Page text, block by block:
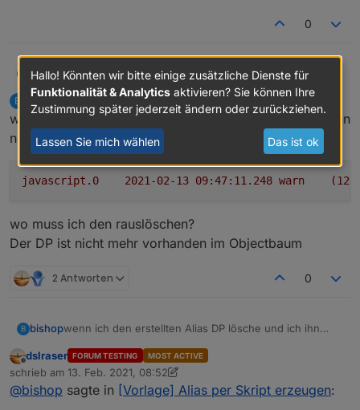
0
Marty56@da_woody
Dieser umständliche Weg war mir natürlich klar,
deshalb ja meine Anfrage :-(
Aber ja, es gibt durchaus Problemstellungen, wo ich
alle neuanlegen will.
Man kann auch nicht alle Aliases auf einmal löschen.
B
Offline
bishopschrieb am13. Feb. 2021, 08:50
zuletzt editiert von bishop
wenn ich den erstellten Alias DP lösche und ich ihn dann
neu erstellen möchte bekomme ich.
javascript.0 warn
wo muss ich den rauslöschen?
Der DP ist nicht mehr vorhanden im Objectbaum
2 Antworten 0
B bishopwenn ich den erstellten Alias DP lösche und ich ihn
wo muss ich den rauslöschen?
Der DP ist nicht mehr vorhanden im Objectbaum
Offline
dslraser FORUM TESTING MOST ACTIVE
schrieb am 13. Feb. 2021, 08:52
zuletzt editiert von dslraser
@bishop sagte in [Vorlage] Alias per Skript erzeugen:
Hallo! Könnten wir bitte einige zusätzliche Dienste für
Funktionalität & Analytics aktivieren? Sie können Ihre
Zustimmung später jederzeit ändern oder zurückziehen.
Lassen Sie mich wählen Das ist ok